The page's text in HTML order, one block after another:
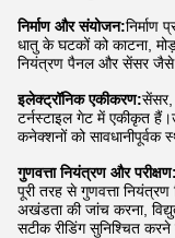
निर्माण और संयोजन:निर्माण
धातु के घटकों को काटना,
नियंत्रण पैनल और सेंसर जैसे
इलेक्ट्रॉनिक एकीकरण:सेंसर,
टर्नस्टाइल गेट में एकीकृत
कनेक्शनों को सावधानीपूर्वक
गुणवत्ता नियंत्रण और परीक्षण:
पूरी तरह से गुणवत्ता
अखंडता की जांच करना,
सटीक रीडिंग सुनिश्चित करने